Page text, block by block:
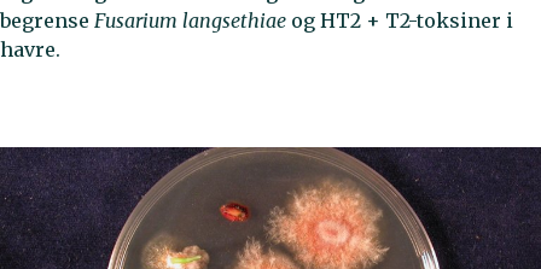
begrense Fusarium langsethiae og HT2 + T2-toksiner i
havre.